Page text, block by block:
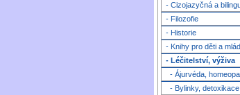
- Cizojazyčná a
- Filozofie
- Historie
- Knihy pro děti a
- Léčitelství, výživa
- Ájurvéda,
- Bylinky, detoxikace